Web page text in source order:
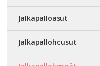
Jalkapalloasut
Jalkapallohousut